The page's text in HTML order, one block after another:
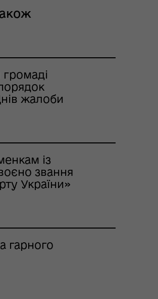
жалоби
із
звання
України»
гарного